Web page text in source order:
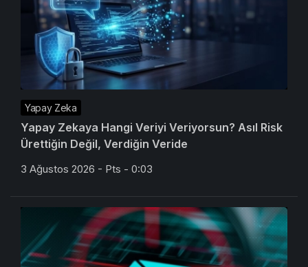
Yapay Zeka
Yapay Zekaya Hangi Veriyi Veriyorsun? Asıl Risk
Ürettiğin Değil, Verdiğin Veride
3 Ağustos 2026 - Pts - 0:03